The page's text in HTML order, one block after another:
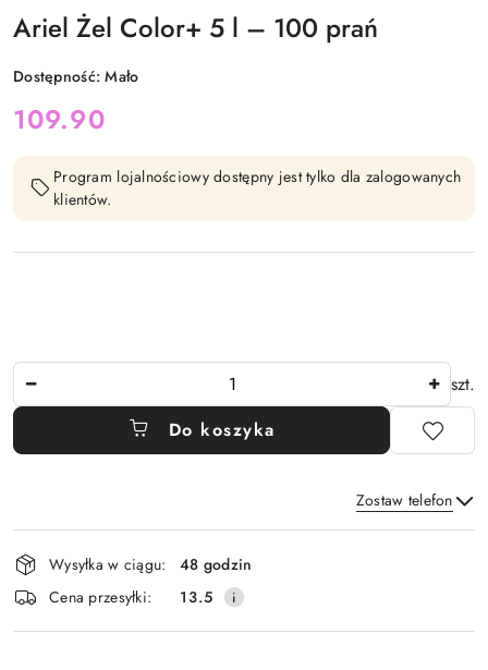
Ariel Żel Color+ 5 l – 100 prań
Dostępność:Mało
cena:
109.90
Program lojalnościowy dostępny jest tylko dla zalogowanych
klientów.
szt.
Do koszyka
Zostaw telefon
Wyślij
Dostępność
i
dostawa
Wysyłka w ciągu:
48 godzin
Cena przesyłki:
13.5